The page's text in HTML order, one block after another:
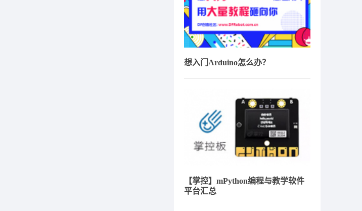
想入门Arduino怎么办？
【掌控】mPython编程与教学软件
平台汇总